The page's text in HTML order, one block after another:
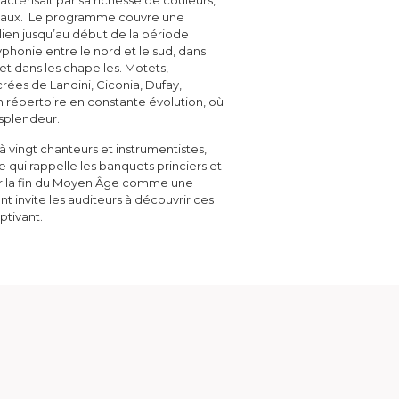
le
volume.
ou
diminuer
le
Le programme couvre une
jusqu’au début de la période
entre le nord et le sud, dans
dans les chapelles. Motets,
de Landini, Ciconia, Dufay,
répertoire en constante évolution, où
vingt chanteurs et instrumentistes,
qui rappelle les banquets princiers et
fin du Moyen Âge comme une
invite les auditeurs à découvrir ces